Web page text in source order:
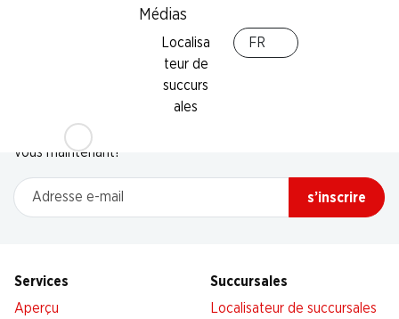
Médias
Localisa
teur de
succurs
ales
FR
Restez au courant grâce à la newsletter Denner. Inscrivez-
vous maintenant!
Adresse e-mail
s’inscrire
Services
Aperçu
Succursales
Localisateur de succursales